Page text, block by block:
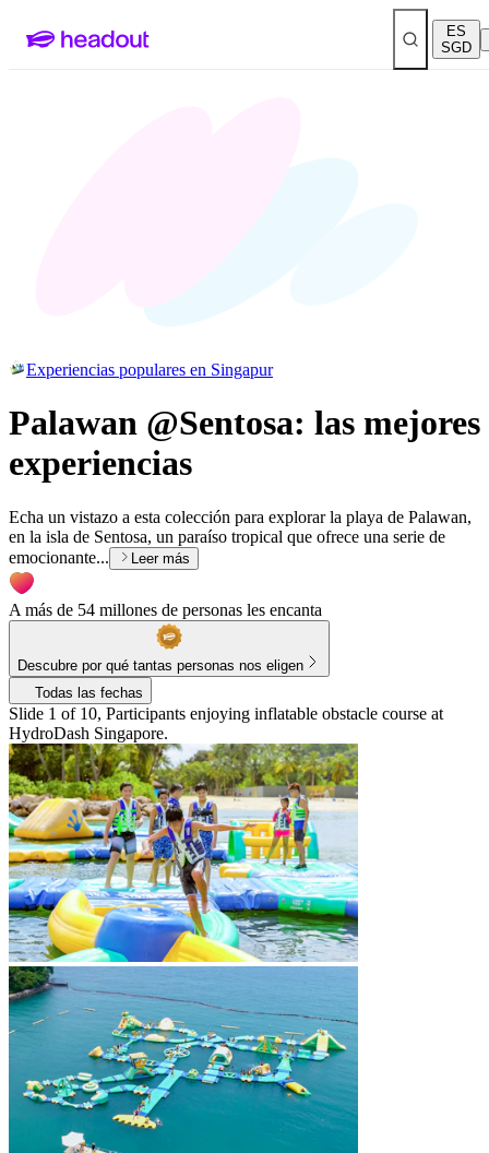
ES
SGD
Experiencias populares en Singapur
Palawan @Sentosa: las mejores
experiencias
Echa un vistazo a esta colección para explorar la playa de Palawan,
en la isla de Sentosa, un paraíso tropical que ofrece una serie de
emocionante...
Leer más
A más de 54 millones de personas les encanta
Descubre por qué tantas personas nos eligen
Todas las fechas
Slide 1 of 10, Participants enjoying inflatable obstacle course at
HydroDash Singapore.